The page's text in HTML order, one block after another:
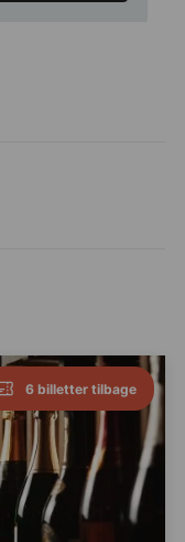
6 billetter tilbage